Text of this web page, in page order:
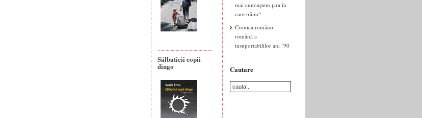
Sălbaticii copii
dingo
mai cunoaștem țara în
care trăim“
Cronica româno-
română a
insuportabililor ani ’90
Cautare